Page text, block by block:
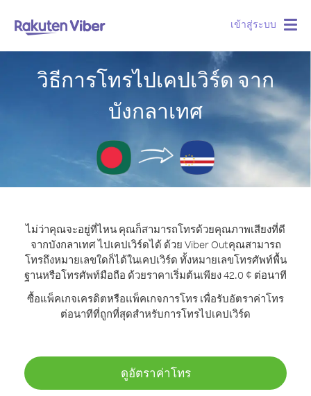
เข้าสู่ระบบ
วิธีการโทรไปเคปเวิร์ด จาก
บังกลาเทศ
ไม่ว่าคุณจะอยู่ที่ไหน คุณก็สามารถโทรด้วยคุณภาพเสียงที่ดี
จากบังกลาเทศ ไปเคปเวิร์ดได้ ด้วย Viber Outคุณสามารถ
โทรถึงหมายเลขใดก็ได้ในเคปเวิร์ด ทั้งหมายเลขโทรศัพท์พื้น
ฐานหรือโทรศัพท์มือถือ ด้วยราคาเริ่มต้นเพียง 42.0 ¢ ต่อนาที
ซื้อแพ็คเกจเครดิตหรือแพ็คเกจการโทร เพื่อรับอัตราค่าโทร
ต่อนาทีที่ถูกที่สุดสำหรับการโทรไปเคปเวิร์ด
ดูอัตราค่าโทร